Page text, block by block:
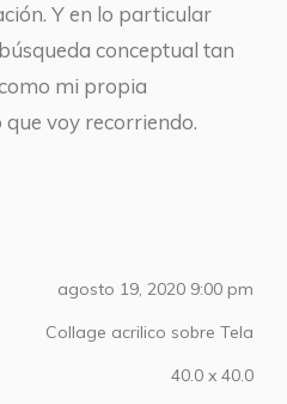
agosto 19, 2020 9:00 pm
Collage acrilico sobre Tela
40.0 x 40.0
Y en lo particular
conceptual tan
mi propia
voy recorriendo.